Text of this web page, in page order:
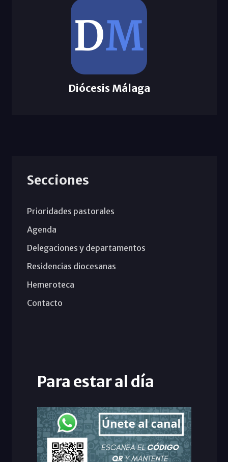
Diócesis Málaga
Secciones
Prioridades pastorales
Agenda
Delegaciones y departamentos
Residencias diocesanas
Hemeroteca
Contacto
Para estar al día